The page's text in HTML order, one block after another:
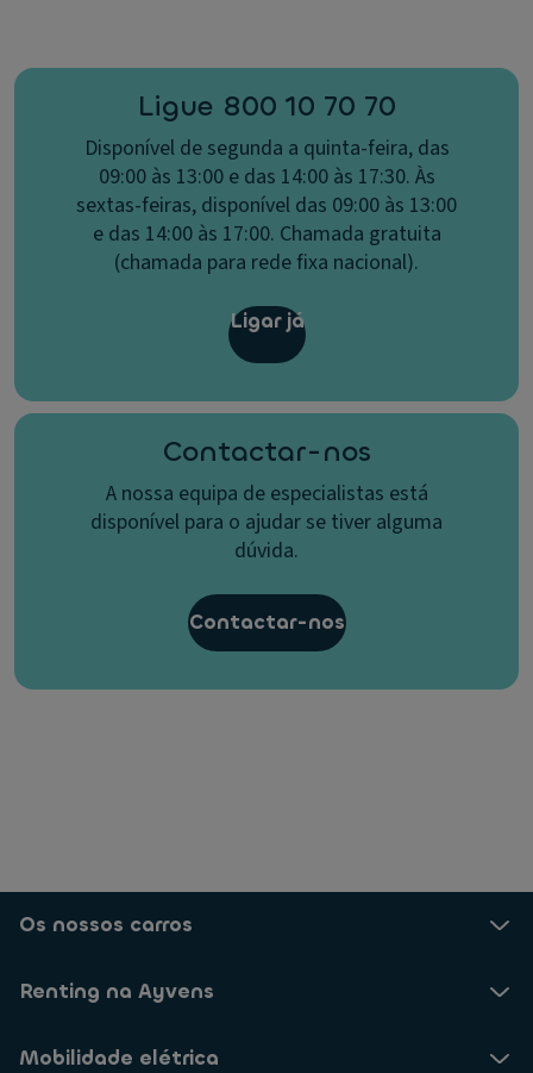
Ligue 800 10 70 70
Disponível de segunda a quinta-feira, das
09:00 às 13:00 e das 14:00 às 17:30. Às
sextas-feiras, disponível das 09:00 às 13:00
e das 14:00 às 17:00. Chamada gratuita
(chamada para rede fixa nacional).
Ligar já
Contactar-nos
A nossa equipa de especialistas está
disponível para o ajudar se tiver alguma
dúvida.
Contactar-nos
Os nossos carros
Renting na Ayvens
Mobilidade elétrica